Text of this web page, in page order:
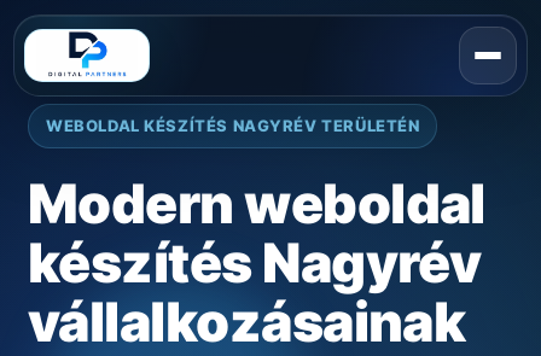
WEBOLDAL KÉSZÍTÉS NAGYRÉV TERÜLETÉN
Modern weboldal
készítés Nagyrév
vállalkozásainak